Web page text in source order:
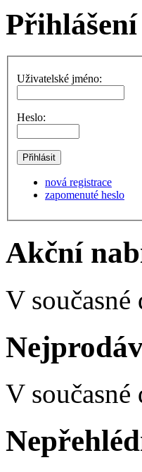
Přihlášení
Uživatelské jméno:
Heslo:
nová registrace
zapomenuté heslo
Akční
V
V současné